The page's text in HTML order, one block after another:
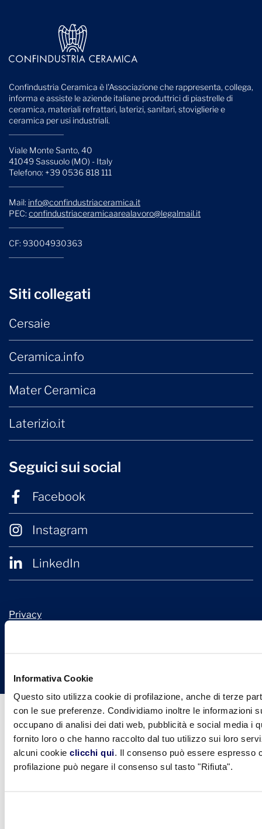
Informativa Cookie
Questo sito utilizza cookie di profilazione, anche di terze
con le sue preferenze. Condividiamo inoltre le informazioni
occupano di analisi dei dati web, pubblicità e social media i
fornito loro o che hanno raccolto dal tuo utilizzo sui loro
alcuni cookie clicchi qui. Il consenso può essere espresso
profilazione può negare il consenso sul tasto "Rifiuta".
Confindustria Ceramica è l'Associazione che rappresenta, collega,
informa e assiste le aziende italiane produttrici di piastrelle di
ceramica, materiali refrattari, laterizi, sanitari, stoviglierie e
ceramica per usi industriali.
Viale Monte Santo, 40
41049 Sassuolo (MO) - Italy
Telefono: +39 0536 818 111
Mail: info@confindustriaceramica.it
PEC: confindustriaceramicaarealavoro@legalmail.it
CF: 93004930363
Siti collegati
Cersaie
Ceramica.info
Mater Ceramica
Laterizio.it
Seguici sui social
Facebook
Instagram
LinkedIn
Privacy